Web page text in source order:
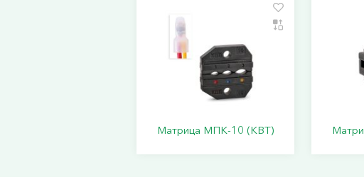
Матрица МПК-10 (КВТ)